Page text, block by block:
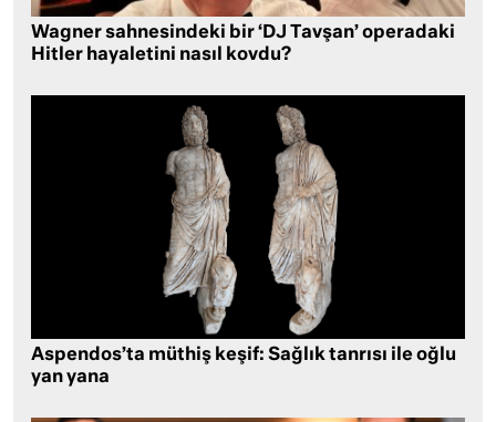
Wagner sahnesindeki bir ‘DJ Tavşan’ operadaki
Hitler hayaletini nasıl kovdu?
Aspendos’ta müthiş keşif: Sağlık tanrısı ile oğlu
yan yana